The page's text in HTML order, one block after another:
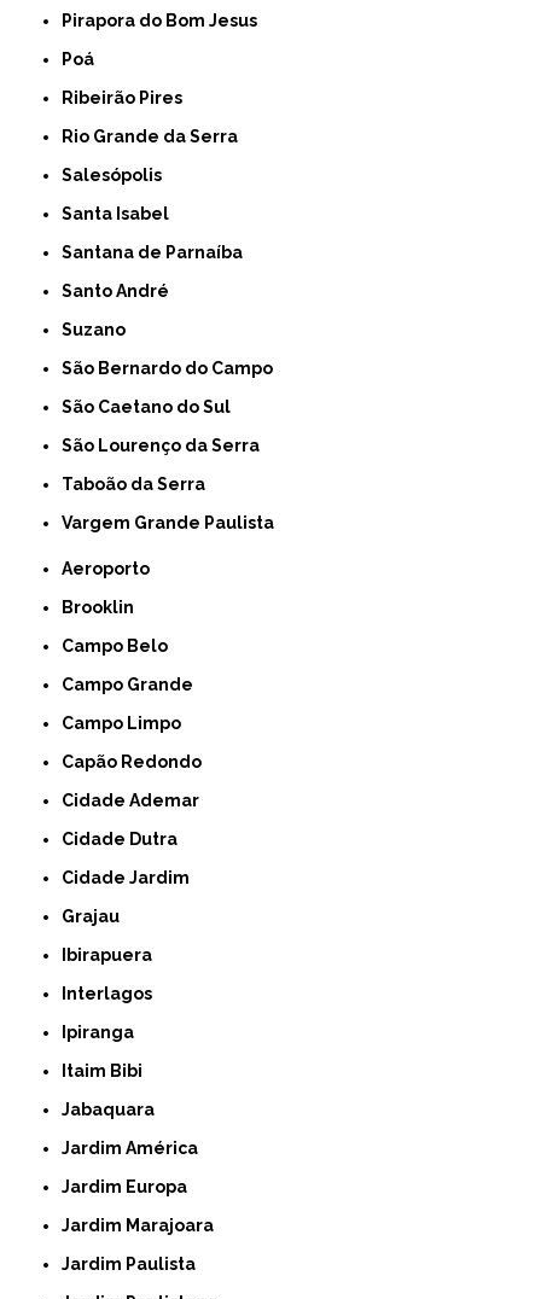
Pirapora do Bom Jesus
Poá
Ribeirão Pires
Rio Grande da Serra
Salesópolis
Santa Isabel
Santana de Parnaíba
Santo André
Suzano
São Bernardo do Campo
São Caetano do Sul
São Lourenço da Serra
Taboão da Serra
Vargem Grande Paulista
Aeroporto
Brooklin
Campo Belo
Campo Grande
Campo Limpo
Capão Redondo
Cidade Ademar
Cidade Dutra
Cidade Jardim
Grajau
Ibirapuera
Interlagos
Ipiranga
Itaim Bibi
Jabaquara
Jardim América
Jardim Europa
Jardim Marajoara
Jardim Paulista